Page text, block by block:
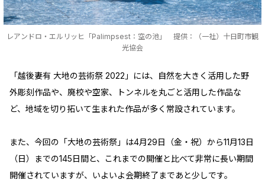
レアンドロ・エルリッヒ「Palimpsest：空の池」 提供：（一社）十日町市観
光協会
「越後妻有 大地の芸術祭 2022」には、自然を大きく活用した野
外彫刻作品や、廃校や空家、トンネルを丸ごと活用した作品な
ど、地域を切り拓いて生まれた作品が多く常設されています。
また、今回の「大地の芸術祭」は4月29日（金・祝）から11月13日
（日）までの145日間と、これまでの開催と比べて非常に長い期間
開催されていますが、いよいよ会期終了まであと少しです。